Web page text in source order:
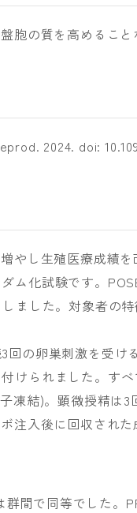
胞の質を高めるこ
2024. doi:
やし生殖医療成績
ム化試験です。
ました。対象者の
回の卵巣刺激を受け
けられました。す
凍結)。顕微授精は
注入後に回収された
群間で同等でした。